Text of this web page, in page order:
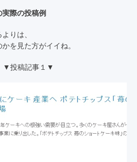
際の投稿例
りは、
を見た方がイイね。
▼投稿記事１▼